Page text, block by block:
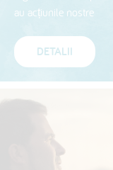
au acțiunile nostre
DETALII